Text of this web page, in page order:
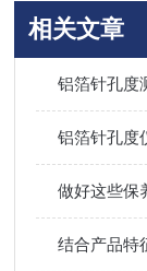
相关文章
铝箔针孔度
铝箔针孔度
做好这些保
结合产品特